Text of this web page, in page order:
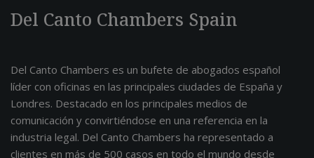
Del Canto Chambers Spain
Del Canto Chambers es un bufete de abogados español
líder con oficinas en las principales ciudades de España y
Londres. Destacado en los principales medios de
comunicación y convirtiéndose en una referencia en la
industria legal. Del Canto Chambers ha representado a
clientes en más de 500 casos en todo el mundo desde